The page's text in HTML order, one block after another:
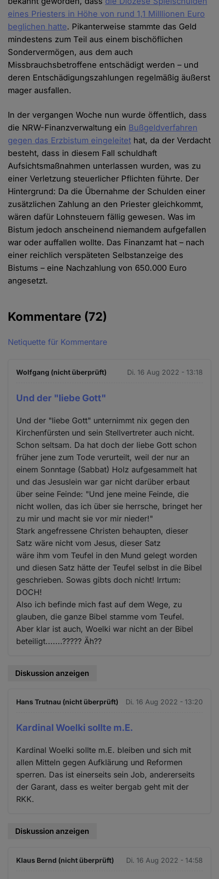
eines Priesters in Höhe von rund 1,1 Milllionen Euro
beglichen hatte. Pikanterweise stammte das Geld
mindestens zum Teil aus einem bischöflichen
Sondervermögen, aus dem auch
Missbrauchsbetroffene entschädigt werden – und
deren Entschädigungszahlungen regelmäßig äußerst
mager ausfallen.
In der vergangen Woche nun wurde öffentlich, dass
die NRW-Finanzverwaltung ein Bußgeldverfahren
gegen das Erzbistum eingeleitet hat, da der Verdacht
besteht, dass in diesem Fall schuldhaft
Aufsichtsmaßnahmen unterlassen wurden, was zu
einer Verletzung steuerlicher Pflichten führte. Der
Hintergrund: Da die Übernahme der Schulden einer
zusätzlichen Zahlung an den Priester gleichkommt,
wären dafür Lohnsteuern fällig gewesen. Was im
Bistum jedoch anscheinend niemandem aufgefallen
war oder auffallen wollte. Das Finanzamt hat – nach
einer reichlich verspäteten Selbstanzeige des
Bistums – eine Nachzahlung von 650.000 Euro
angesetzt.
Kommentare (72)
Netiquette für Kommentare
Wolfgang (nicht überprüft) Di. 16 Aug 2022 - 13:18
Und der "liebe Gott"
Und der "liebe Gott" unternimmt nix gegen den
Kirchenfürsten und sein Stellvertreter auch nicht.
Schon seltsam. Da hat doch der liebe Gott schon
früher jene zum Tode verurteilt, weil der nur an
einem Sonntage (Sabbat) Holz aufgesammelt hat
und das Jesuslein war gar nicht darüber erbaut
über seine Feinde: "Und jene meine Feinde, die
nicht wollen, das ich über sie herrsche, bringet her
zu mir und macht sie vor mir nieder!"
Stark angefressene Christen behaupten, dieser
Satz wäre nicht vom Jesus, dieser Satz
wäre ihm vom Teufel in den Mund gelegt worden
und diesen Satz hätte der Teufel selbst in die Bibel
geschrieben. Sowas gibts doch nicht! Irrtum:
DOCH!
Also ich befinde mich fast auf dem Wege, zu
glauben, die ganze Bibel stamme vom Teufel.
Aber klar ist auch, Woelki war nicht an der Bibel
beteiligt.......????? Äh??
Diskussion anzeigen
Hans Trutnau (nicht überprüft) Di. 16 Aug 2022 - 13:20
Kardinal Woelki sollte m.E.
Kardinal Woelki sollte m.E. bleiben und sich mit
allen Mitteln gegen Aufklärung und Reformen
sperren. Das ist einerseits sein Job, andererseits
der Garant, dass es weiter bergab geht mit der
RKK.
Diskussion anzeigen
Klaus Bernd (nicht überprüft) Di. 16 Aug 2022 - 14:58